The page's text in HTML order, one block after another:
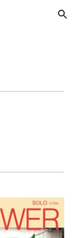
Skip to navigation